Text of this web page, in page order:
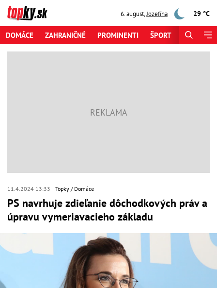
6. august,Jozefína 29 °C
DOMÁCE ZAHRANIČNÉ PROMINENTI ŠPORT
11.4.2024 13:33 Topky Domáce
PS navrhuje zdieľanie dôchodkových práv a
úpravu vymeriavacieho základu